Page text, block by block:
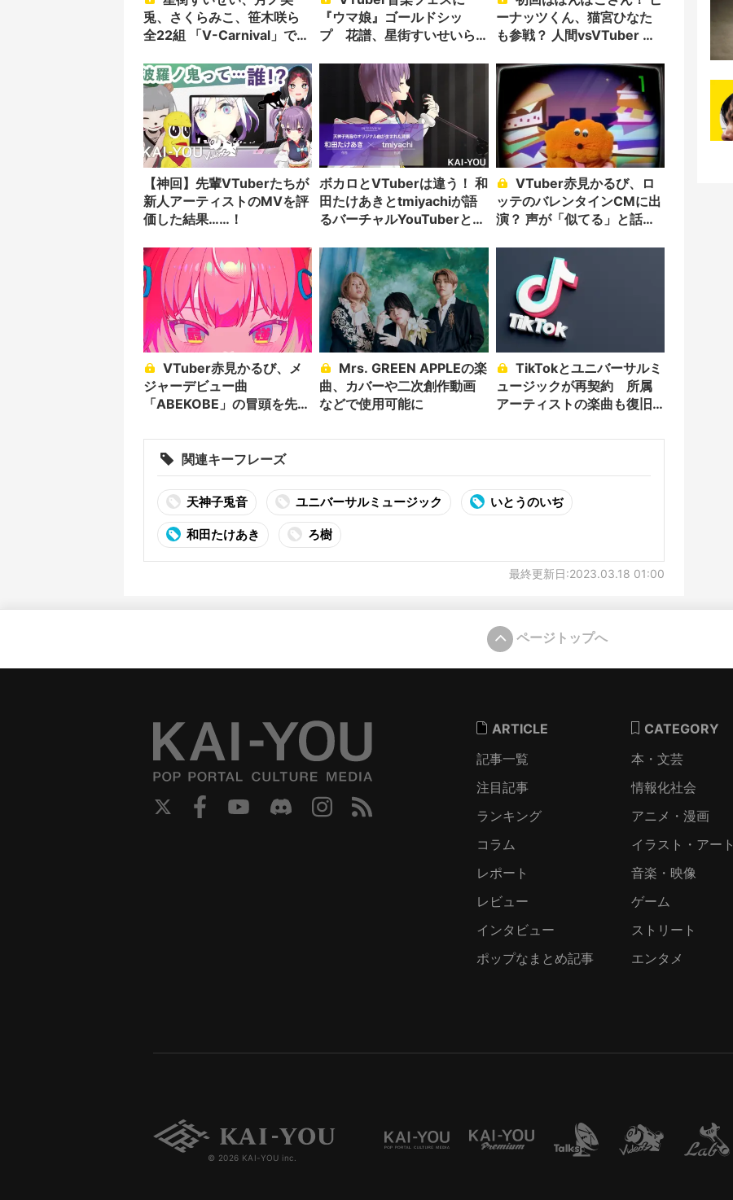
兎、さくらみこ、笹木咲ら
全22組 「V-Carnival」で
『ウマ娘』ゴールドシッ
プ 花譜、星街すいせいら
ーナッツくん、猫宮ひなた
も参戦？ 人間vsVTuber 新
【神回】先輩VTuberたちが
新人アーティストのMVを評
価した結果……！
ボカロとVTuberは違う！ 和
田たけあきとtmiyachiが語
るバーチャルYouTuberと音
ッテのバレンタインCMに出
演？ 声が「似てる」と話題
ジャーデビュー曲
「ABEKOBE」の冒頭を先行
曲、カバーや二次創作動画
などで使用可能に
ュージックが再契約 所属
アーティストの楽曲も復旧
関連キーフレーズ
天神子兎音 ユニバーサルミュージック いとうのいぢ
和田たけあき ろ樹
最終更新日:2023.03.18 01:00
ページトップへ
ARTICLE
記事一覧
注目記事
ランキング
コラム
レポート
レビュー
インタビュー
ポップなまとめ記事
CATEGORY
本・文芸
情報化社会
アニメ・漫画
イラスト・アート
音楽・映像
ゲーム
ストリート
エンタメ
© 2026 KAI-YOU inc.